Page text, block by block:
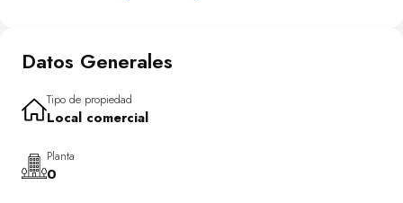
Datos Generales
Tipo de propiedad
Local comercial
Planta
0